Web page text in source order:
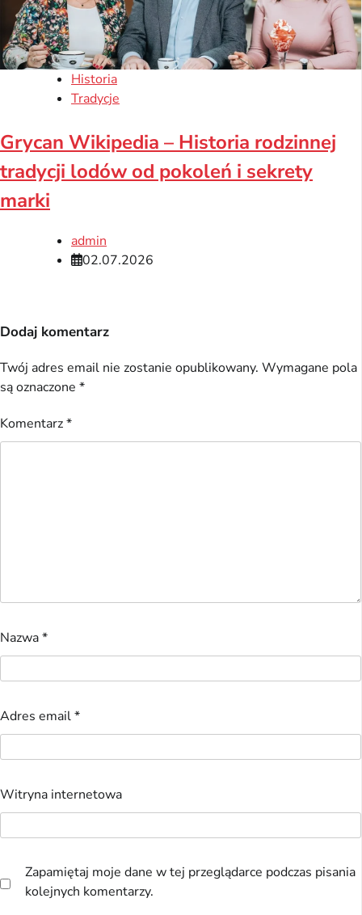
Historia
Tradycje
Grycan Wikipedia – Historia rodzinnej
tradycji lodów od pokoleń i sekrety
marki
admin
02.07.2026
Dodaj komentarz
Twój adres email nie zostanie opublikowany. Wymagane pola
są oznaczone *
Komentarz*
Nazwa*
Adres email*
Witryna internetowa
Zapamiętaj moje dane w tej przeglądarce podczas pisania
kolejnych komentarzy.